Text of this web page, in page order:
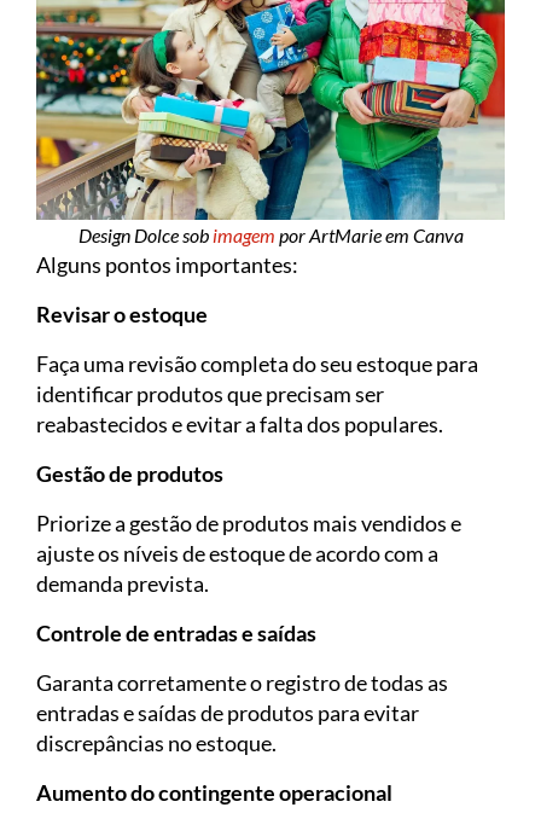
Design Dolce sob imagem por ArtMarie em Canva
Alguns pontos importantes:
Revisar o estoque
Faça uma revisão completa do seu estoque para
identificar produtos que precisam ser
reabastecidos e evitar a falta dos populares.
Gestão de produtos
Priorize a gestão de produtos mais vendidos e
ajuste os níveis de estoque de acordo com a
demanda prevista.
Controle de entradas e saídas
Garanta corretamente o registro de todas as
entradas e saídas de produtos para evitar
discrepâncias no estoque.
Aumento do contingente operacional